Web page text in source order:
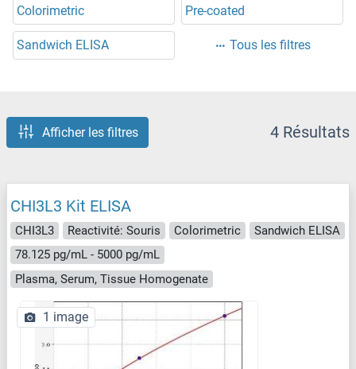
Colorimetric Pre-coated
Sandwich ELISA Tous les filtres
Afficher les filtres 4 Résultats
CHI3L3 Kit ELISA
CHI3L3 Reactivité: Souris Colorimetric
Sandwich ELISA
78.125 pg/mL - 5000 pg/mL
Plasma, Serum, Tissue Homogenate
1 image